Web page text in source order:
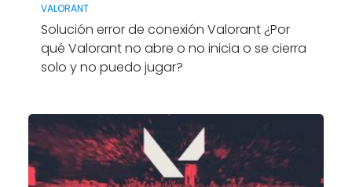
VALORANT
Solución error de conexión Valorant ¿Por
qué Valorant no abre o no inicia o se cierra
solo y no puedo jugar?